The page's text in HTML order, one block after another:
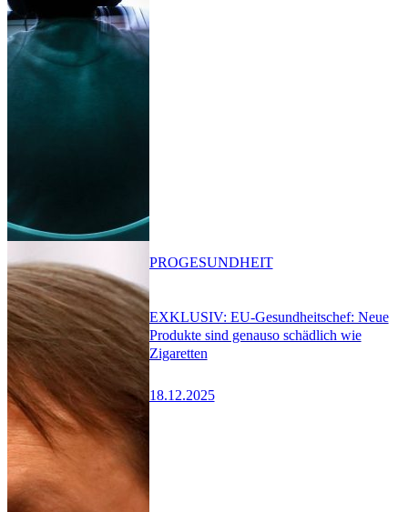
EXKLUSIV: EU-Gesundheitschef: Neue
Produkte sind genauso schädlich wie
Zigaretten
18.12.2025
PROGESUNDHEIT